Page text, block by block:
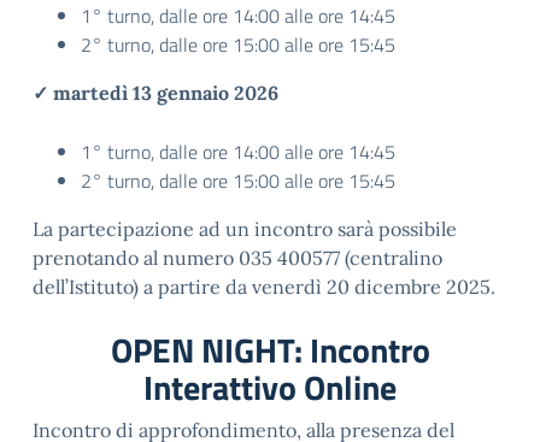
1° turno, dalle ore 14:00 alle ore 14:45
2° turno, dalle ore 15:00 alle ore 15:45
✓ martedì 13 gennaio 2026
1° turno, dalle ore 14:00 alle ore 14:45
2° turno, dalle ore 15:00 alle ore 15:45
La partecipazione ad un incontro sarà possibile
prenotando al numero 035 400577 (centralino
dell’Istituto) a partire da venerdì 20 dicembre 2025.
OPEN NIGHT: Incontro
Interattivo Online
Incontro di approfondimento, alla presenza del